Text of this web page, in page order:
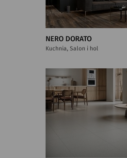
NERO DORATO
Kuchnia, Salon i hol